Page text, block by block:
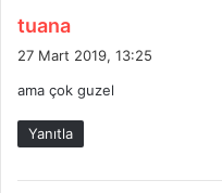
tuana
e
i
k
i
27 Mart 2019, 13:25
ama çok guzel
Yanıtla